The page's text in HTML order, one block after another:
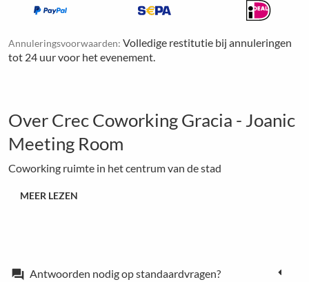
Annuleringsvoorwaarden: Volledige restitutie bij annuleringen
tot 24 uur voor het evenement.
Over Crec Coworking Gracia - Joanic
Meeting Room
Coworking ruimte in het centrum van de stad
MEER LEZEN
forum Antwoorden nodig op standaardvragen?